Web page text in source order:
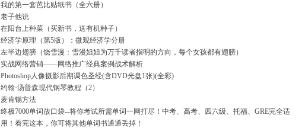
我的第一套芭比贴纸书（全六册）
老子他说
在阳台上种菜（买新书，送有机种子）
经济学原理（第5版）：微观经济学分册
左半边翅膀（饶雪漫：雪漫姐姐为万千读者指明的方向，每个女孩都有翅膀）
实战网络营销——网络推广经典案例战术解析
Photoshop人像摄影后期调色圣经(含DVD光盘1张)(全彩)
约翰·汤普森现代钢琴教程（2）
麦肯锡方法
终极7000单词放口袋--将你考试所需单词一网打尽！中考、高考、四六级、托福、GRE完全适
用！看完这本，你可将其他单词书通通丢掉！